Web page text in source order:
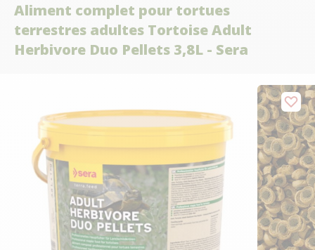
Aliment complet pour tortues
terrestres adultes Tortoise Adult
Herbivore Duo Pellets 3,8L - Sera